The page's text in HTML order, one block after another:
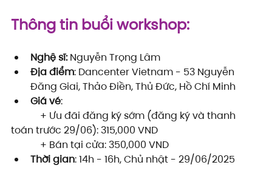
Thông tin buổi workshop:
Nghệ sĩ: Nguyễn Trọng Lâm
Địa điểm: Dancenter Vietnam - 53 Nguyễn
Đăng Giai, Thảo Điền, Thủ Đức, Hồ Chí Minh
Giá vé:
toán trước 29/06): 315,000 VND
            + Bán tại cửa: 350,000 VND
Thời gian: 14h - 16h, Chủ nhật - 29/06/2025